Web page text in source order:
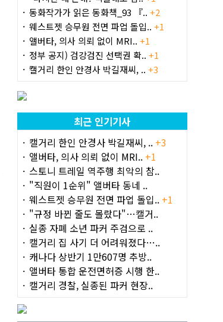
동화작가가 읽은 동화책_93 『.. +2
웨스트젯 승무원 전면 파업 돌입.. +1
앨버타, 의사 의뢰 없이 MRI.. +1
정부 공지) 검강검진 선택권 확.. +1
캘거리 한인 안경사 박길재씨, .. +3
최근 인기기사
캘거리 한인 안경사 박길재씨, .. +3
앨버타, 의사 의뢰 없이 MRI.. +1
스토니 트레일 역주행 최악의 참..
"직원이 1순위" 앨버타 동네 ..
웨스트젯 승무원 전면 파업 돌입.. +1
"규정 바뀐 줄도 몰랐다"…캘거..
실종 자폐 소년 파커 주검으로 ..
캘거리 집 사기 더 어려워졌다…..
캐나다 상반기 1만607명 추방..
앨버타 통합 운전면허증 시행 한..
캘거리 경찰, 실종된 파커 현장..